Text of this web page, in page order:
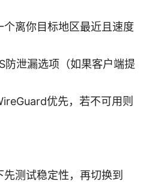
离你目标地区最近且速度
防泄漏选项（如果客户端提
优先，若不可用则
测试稳定性，再切换到